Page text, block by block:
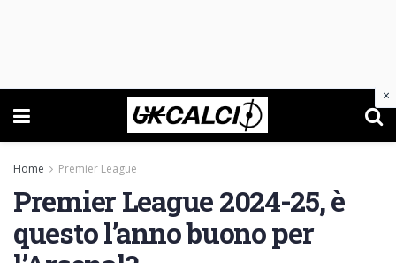
Home Premier League
Premier League 2024-25, è
questo l’anno buono per
×